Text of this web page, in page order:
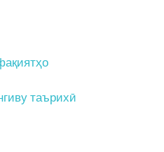
таърихӣ